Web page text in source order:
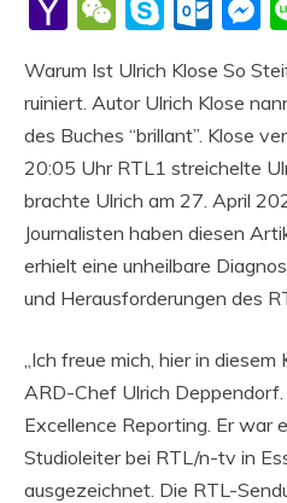
Yahoo
WeChat
Skype
Warum Ist Ulrich Klose So
ruiniert. Autor Ulrich Klose
des Buches “brillant”. Klose
20:05 Uhr RTL1 streichelte
brachte Ulrich am 27. April
Journalisten haben diesen
erhielt eine unheilbare
und Herausforderungen des
„Ich freue mich, hier in diesem
ARD-Chef Ulrich
Excellence Reporting. Er war
Studioleiter bei RTL/n-tv in
ausgezeichnet. Die RTL-